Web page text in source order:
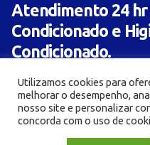
Atendimento 24
Condicionado e
Condicionado.
© Limpeza e Higienização de aparelho
Utilizamos cookies para
melhorar o desempenho,
nosso site e personalizar
concorda com o uso de